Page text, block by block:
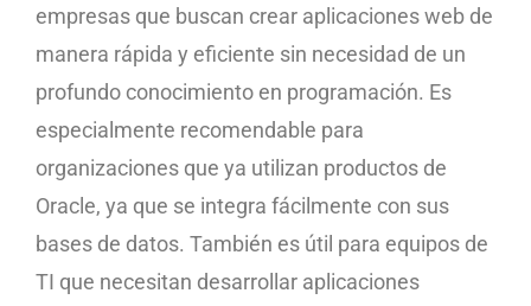
empresas que buscan crear aplicaciones web de
manera rápida y eficiente sin necesidad de un
profundo conocimiento en programación. Es
especialmente recomendable para
organizaciones que ya utilizan productos de
Oracle, ya que se integra fácilmente con sus
bases de datos. También es útil para equipos de
TI que necesitan desarrollar aplicaciones